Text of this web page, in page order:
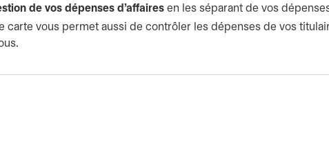
de vos dépenses d’affaires en les séparant de vos
carte vous permet aussi de contrôler les dépenses de vos